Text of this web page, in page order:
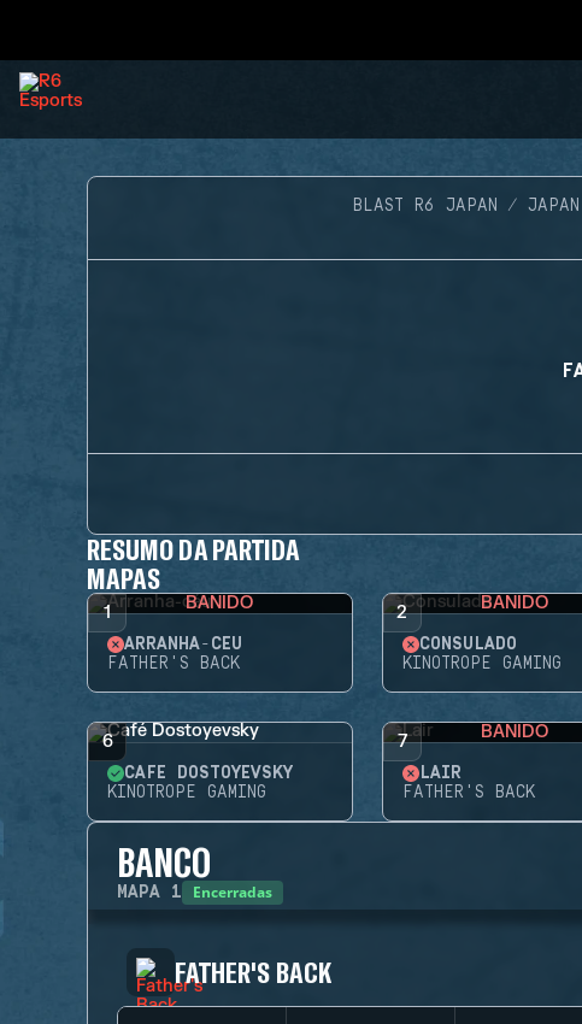
BLAST R6 JAPAN
RESUMO DA PARTIDA
MAPAS
1 BANIDO
ARRANHA-CÉU
FATHER'S BACK
2 BANIDO
CONSULADO
KINOTROPE GAMING
6
CAFÉ DOSTOYEVSKY
KINOTROPE GAMING
7 BANIDO
LAIR
FATHER'S BACK
BANCO
MAPA 1 Encerradas
FATHER'S BACK